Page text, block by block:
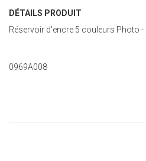
DÉTAILS PRODUIT
Réservoir d'encre 5 couleurs Photo -
0969A008